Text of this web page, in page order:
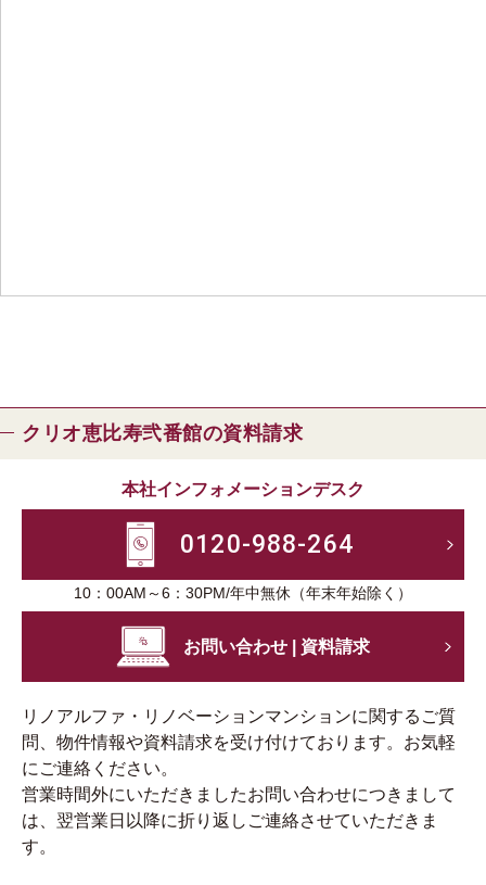
クリオ恵比寿弐番館の資料請求
本社インフォメーションデスク
0120-988-264
10：00AM～6：30PM/年中無休（年末年始除く）
お問い合わせ | 資料請求
リノアルファ・リノベーションマンションに関するご質
問、物件情報や資料請求を受け付けております。お気軽
にご連絡ください。
営業時間外にいただきましたお問い合わせにつきまして
は、翌営業日以降に折り返しご連絡させていただきま
す。